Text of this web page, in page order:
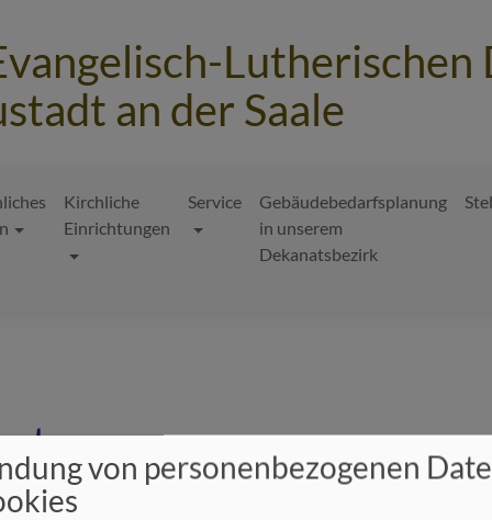
Lutherischen
an der Saale
Kirchliche
Einrichtungen
Service
Gebäudebedarfsplanung
in unserem
Dekanatsbezirk
von personenbezogenen